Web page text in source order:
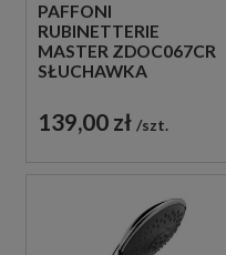
PAFFONI
RUBINETTERIE
MASTER ZDOC067CR
SŁUCHAWKA
CHROM
139,00 zł szt.